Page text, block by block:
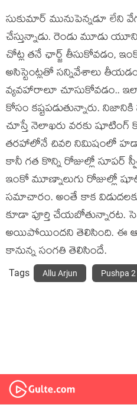
సుకుమార్ మునుపెన్నడూ లేని
చేస్తున్నాడు. రెండు మూడు
చోట్ల తనే ఛార్జ్ తీసుకోవడం,
అసిస్టెంట్లతో సన్నివేశాలు
వ్యవహారాలూ చూసుకోవడం..
కోసం కష్టపడుతున్నారు.
చూస్తే నెలాఖరు వరకు షూటింగ్
తరహాలోనే చివరి నిమిషంలో
కానీ గత కొన్ని రోజుల్లో సూపర్
ఇంకో మూణ్నాలుగు రోజుల్లో
సమాచారం. అంతే కాక
కూడా పూర్తి చేయబోతున్నారట.
అయిపోయిందని తెలిసింది. ఈ
కానున్న సంగతి తెలిసిందే.
Tags Allu Arjun Pushpa 2